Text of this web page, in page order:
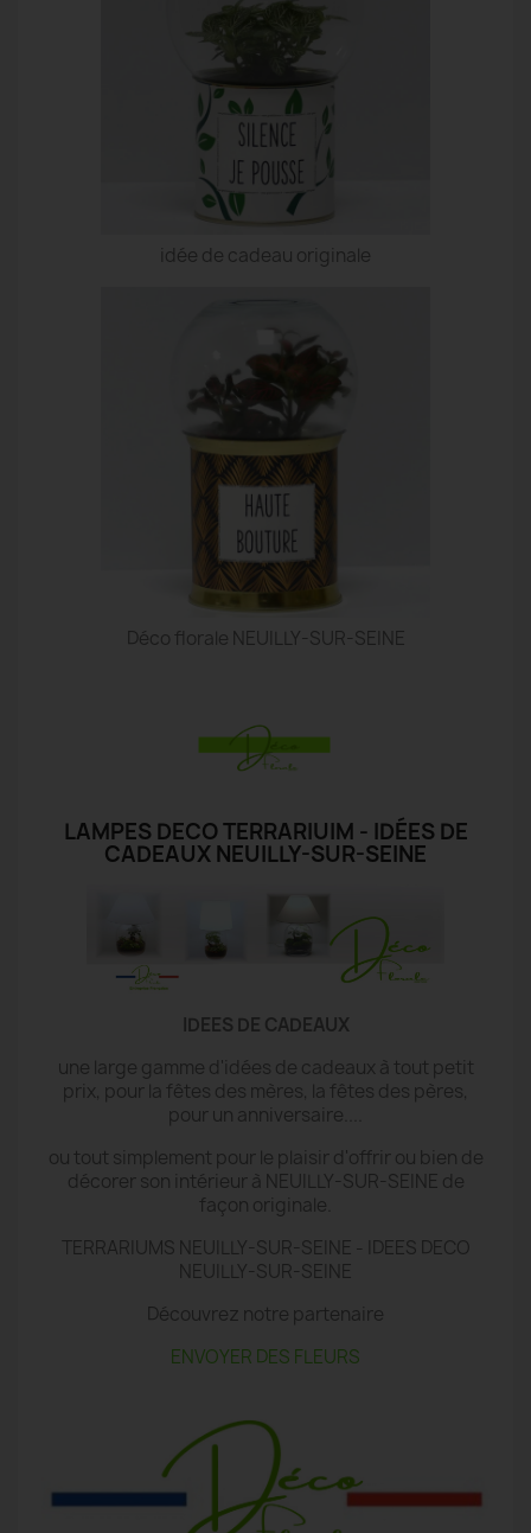
idée de cadeau originale
Déco florale NEUILLY-SUR-SEINE
LAMPES DECO TERRARIUIM - IDÉES DE
CADEAUX NEUILLY-SUR-SEINE
IDEES DE CADEAUX
une large gamme d'idées de cadeaux à tout petit
prix, pour la fêtes des mères, la fêtes des pères,
pour un anniversaire....
ou tout simplement pour le plaisir d'offrir ou bien de
décorer son intérieur à NEUILLY-SUR-SEINE de
façon originale.
TERRARIUMS NEUILLY-SUR-SEINE - IDEES DECO
NEUILLY-SUR-SEINE
Découvrez notre partenaire
ENVOYER DES FLEURS